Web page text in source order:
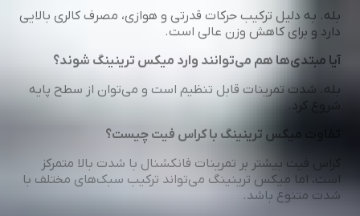
بله. به دلیل ترکیب حرکات قدرتی و هوازی، مصرف کالری بالایی
دارد و برای کاهش وزن عالی است.
آیا مبتدی‌ها هم می‌توانند وارد میکس ترینینگ شوند؟
بله. شدت تمرینات قابل تنظیم است و می‌توان از سطح پایه
شروع کرد.
تفاوت میکس ترینینگ با کراس فیت چیست؟
کراس فیت بیشتر بر تمرینات فانکشنال با شدت بالا متمرکز
است، اما میکس ترینینگ می‌تواند ترکیب سبک‌های مختلف با
شدت متنوع باشد.